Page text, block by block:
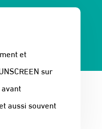
et
sur
aussi souvent